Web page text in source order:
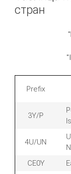
стран
Prefix
3Y/P
4U/UN
CE0Y